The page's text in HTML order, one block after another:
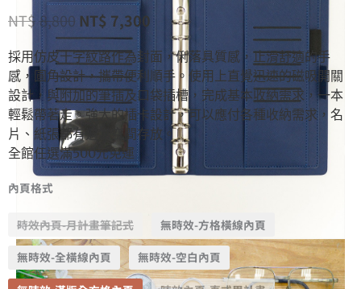
NT$8,800 NT$ 7,300
採用仿皮十字紋路作為封面，俐落具質感，止滑舒適的手
感，圓角設計，攜帶便利順手。使用上直覺迅速的磁吸開關
設計，與附加的筆插及口袋插槽，完成基本收納需求，一本
輕鬆帶著走。強大的插卡設計，可以應付各種收納需求，名
片、紙張都有適當空間存放。
全館任選滿500元免運
內頁格式
時效內頁-月計畫筆記式 無時效-方格橫線內頁
無時效-全橫線內頁 無時效-空白內頁